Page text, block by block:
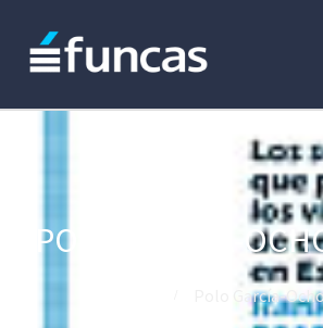
POLO GARCÍA-
Polo García-